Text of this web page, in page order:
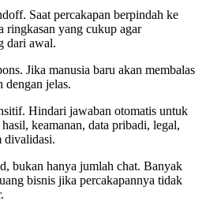
Saat percakapan berpindah ke
ringkasan yang cukup agar
dari awal.
Jika manusia baru akan membalas
dengan jelas.
Hindari jawaban otomatis untuk
keamanan, data pribadi, legal,
divalidasi.
bukan hanya jumlah chat. Banyak
bisnis jika percakapannya tidak